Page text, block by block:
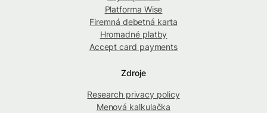
Platforma Wise
Firemná debetná karta
Hromadné platby
Accept card payments
Zdroje
Research privacy policy
Menová kalkulačka